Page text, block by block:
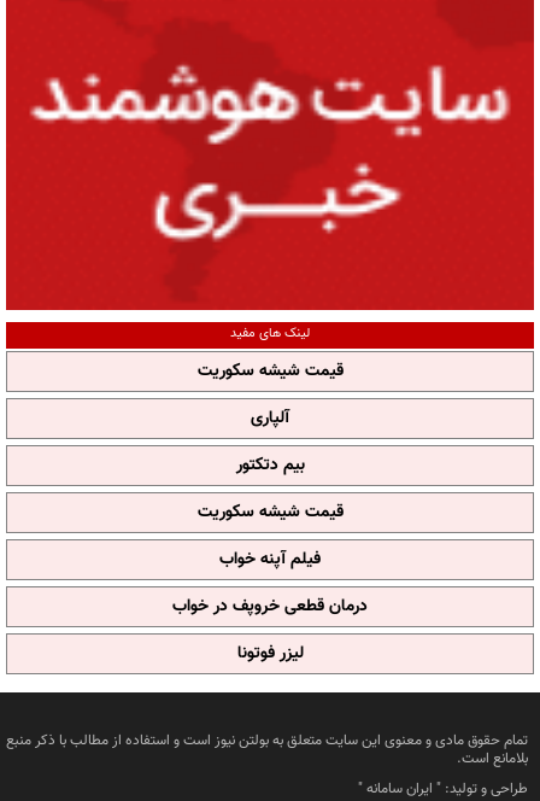
لینک های مفید
قیمت شیشه سکوریت
آلپاری
بیم دتکتور
قیمت شیشه سکوریت
فیلم آپنه خواب
درمان قطعی خروپف در خواب
لیزر فوتونا
تمام حقوق مادی و معنوی این سایت متعلق به بولتن نیوز است و استفاده از مطالب با ذکر منبع
بلامانع است.
طراحی و تولید: " ایران سامانه"